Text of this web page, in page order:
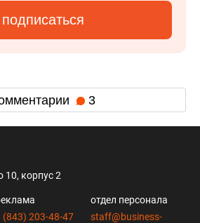
подписаться
3
10, корпус 2
(843) 203-48-47
отдел персонала
staff@business-